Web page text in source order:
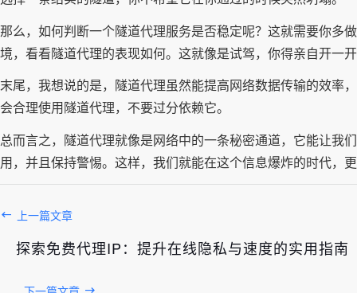
那么，如何判断一个隧道代理服务是否稳定呢？这就需要你多
境，看看隧道代理的表现如何。这就像是试驾，你得亲自开一
末尾，我想说的是，隧道代理虽然能提高网络数据传输的效率
会合理使用隧道代理，不要过分依赖它。
总而言之，隧道代理就像是网络中的一条秘密通道，它能让我
用，并且保持警惕。这样，我们就能在这个信息爆炸的时代，
上一篇文章
探索免费代理IP：提升在线隐私与速度的实用指南